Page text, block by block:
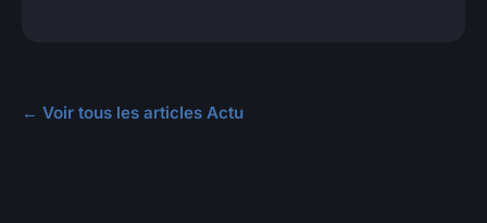
← Voir tous les articles Actu